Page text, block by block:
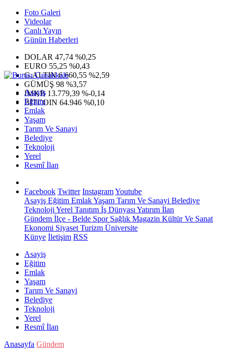
Foto Galeri
Videolar
Canlı Yayın
Günün Haberleri
DOLAR 47,74 %0,25
EURO 55,25 %0,43
G.ALTIN6.660,55 %2,59
GÜMÜŞ 98 %3,57
IMKB 13.779,39 %-0,14
BITCOIN 64.946 %0,10
Asayiş
Eğitim
Emlak
Yaşam
Tarım Ve Sanayi
Belediye
Teknoloji
Yerel
Resmî İlan
Facebook Twitter InstagramYoutube
Asayiş Eğitim EmlakYaşam Tarım Ve Sanayi Belediye
Teknoloji Yerel Tanıtım İş Dünyası Yatırım İlan
Gündem İlçe - Belde SporSağlık Magazin Kültür Ve Sanat
Ekonomi Siyaset Turizm Üniversite
Künye İletişim RSS
Asayiş
Eğitim
Emlak
Yaşam
Tarım Ve Sanayi
Belediye
Teknoloji
Yerel
Resmî İlan
Anasayfa Gündem